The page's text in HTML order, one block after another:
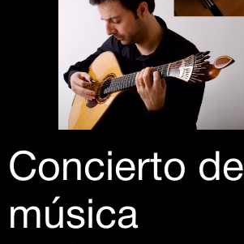
Concierto de
música